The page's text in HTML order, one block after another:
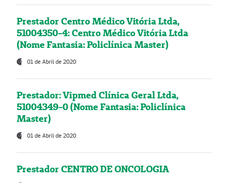
Prestador Centro Médico Vitória Ltda,
51004350-4: Centro Médico Vitória Ltda
(Nome Fantasia: Policlínica Master)
01 de Abril de 2020
Prestador: Vipmed Clínica Geral Ltda,
51004349-0 (Nome Fantasia: Policlínica
Master)
01 de Abril de 2020
Prestador CENTRO DE ONCOLOGIA